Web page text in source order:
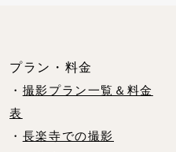
プラン・料金
・ 撮影プラン一覧＆料金
表
・ 長楽寺での撮影